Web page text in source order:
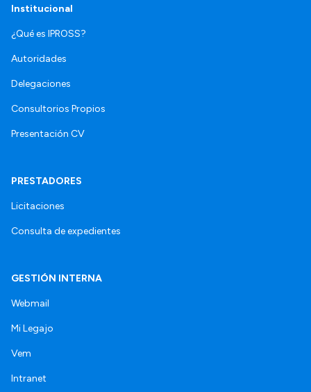
Institucional
¿Qué es IPROSS?
Autoridades
Delegaciones
Consultorios Propios
Presentación CV
PRESTADORES
Licitaciones
Consulta de expedientes
GESTIÓN INTERNA
Webmail
Mi Legajo
Vem
Intranet